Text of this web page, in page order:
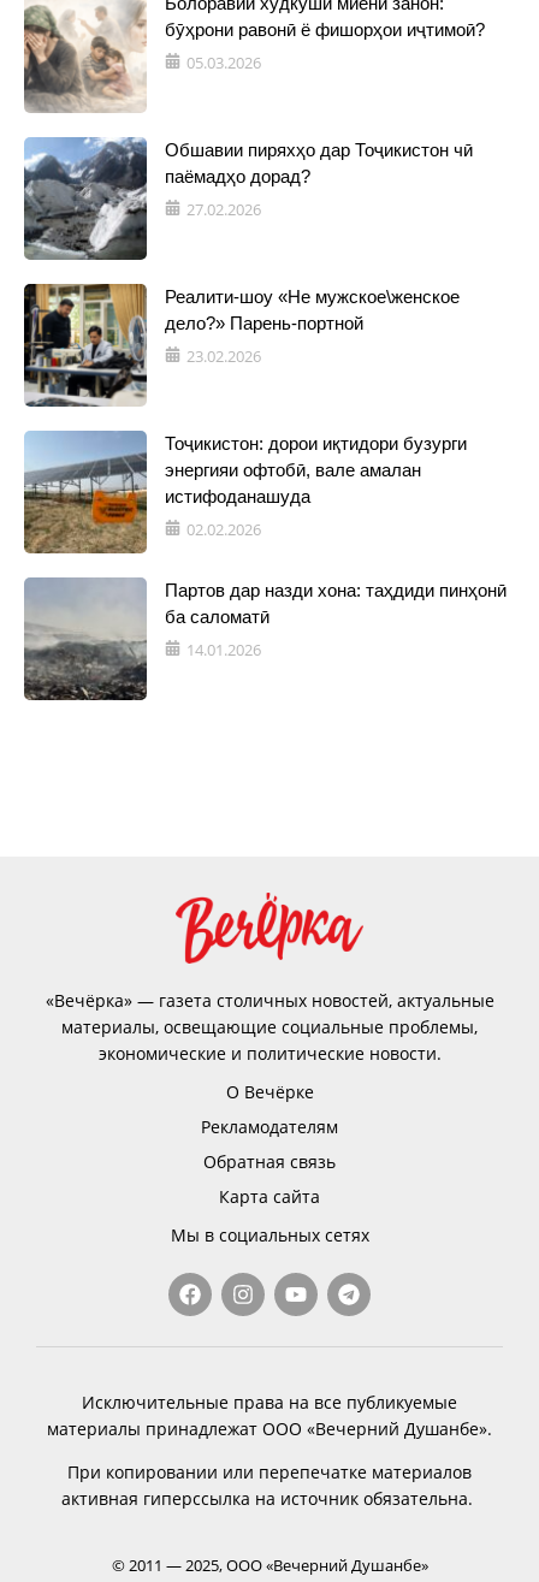
бӯҳрони равонӣ ё фишорҳои иҷтимоӣ?
05.03.2026
Обшавии пиряхҳо дар Тоҷикистон чӣ
паёмадҳо дорад?
27.02.2026
Реалити-шоу «Не мужское\женское
дело?» Парень-портной
23.02.2026
Тоҷикистон: дорои иқтидори бузурги
энергияи офтобӣ, вале амалан
истифоданашуда
02.02.2026
Партов дар назди хона: таҳдиди пинҳонӣ
ба саломатӣ
14.01.2026
«Вечёрка» — газета столичных новостей, актуальные
материалы, освещающие социальные проблемы,
экономические и политические новости.
О Вечёрке
Рекламодателям
Обратная связь
Карта сайта
Мы в социальных сетях
Исключительные права на все публикуемые
материалы принадлежат ООО «Вечерний Душанбе».
При копировании или перепечатке материалов
активная гиперссылка на источник обязательна.
© 2011 — 2025, ООО «Вечерний Душанбе»